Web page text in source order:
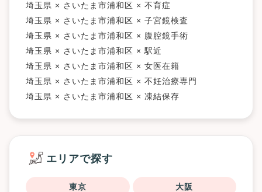
埼玉県 × さいたま市浦和区 × 不育症
埼玉県 × さいたま市浦和区 × 子宮鏡検査
埼玉県 × さいたま市浦和区 × 腹腔鏡手術
埼玉県 × さいたま市浦和区 × 駅近
埼玉県 × さいたま市浦和区 × 女医在籍
埼玉県 × さいたま市浦和区 × 不妊治療専門
埼玉県 × さいたま市浦和区 × 凍結保存
エリアで探す
東京 大阪